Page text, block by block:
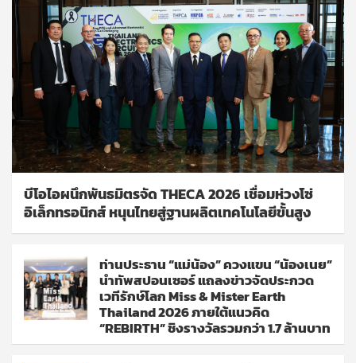
บีโอไอผนึกพันธมิตรจัด THECA 2026 เชื่อมห่วงโซ่
อิเล็กทรอนิกส์ หนุนไทยสู่ฐานผลิตเทคโนโลยีขั้นสูง
ท่านประธาน “แม่น้อง” ควงแขน “น้องเนย”
นำทัพสปอนเซอร์ แถลงข่าวจัดประกวด
เวทีรักษ์โลก Miss & Mister Earth
Thailand 2026 ภายใต้แนวคิด
“REBIRTH” ชิงรางวัลรวมกว่า 1.7 ล้านบาท